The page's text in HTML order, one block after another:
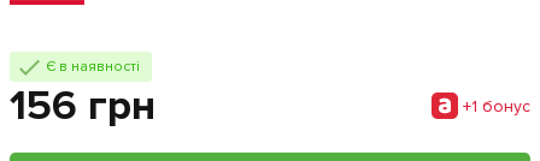
Є в наявності
156 грн +1 бонус